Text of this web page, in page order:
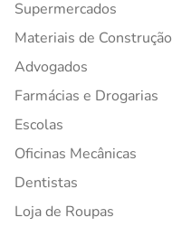
Supermercados
Materiais de Construção
Advogados
Farmácias e Drogarias
Escolas
Oficinas Mecânicas
Dentistas
Loja de Roupas